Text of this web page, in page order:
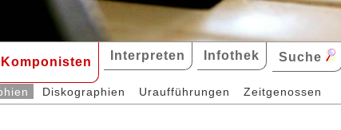
Komponisten Interpreten Infothek Suche
Diskographien Uraufführungen Zeitgenossen